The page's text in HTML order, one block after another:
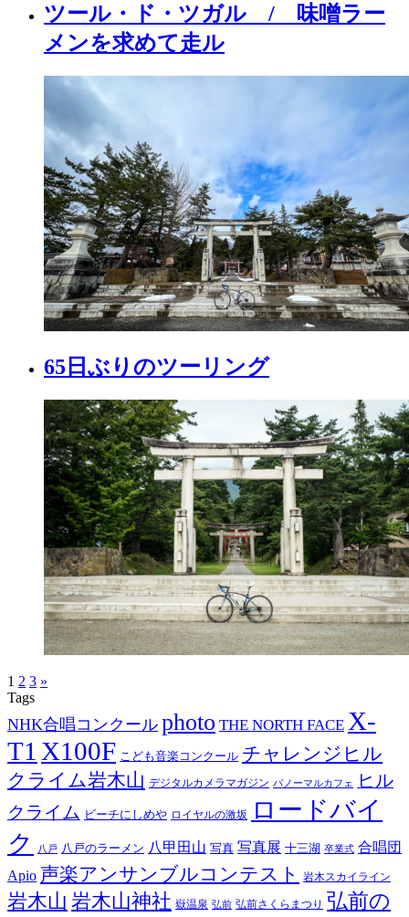
ツール・ド・ツガル / 味噌ラー
メンを求めて走ル
65日ぶりのツーリング
1 2 3 »
Tags
NHK合唱コンクール photo THE NORTH FACE X-
T1 X100F こども音楽コンクール チャレンジヒル
クライム岩木山 デジタルカメラマガジン パノーマルカフェ
ヒル
クライム ビーチにしめや ロイヤルの激坂
ロードバイ
ク
八戸 八戸のラーメン 八甲田山 写真 写真展 十三湖 卒業式 合唱団
Apio 声楽アンサンブルコンテスト 岩木スカイライン
岩木山 岩木山神社 嶽温泉 弘前 弘前さくらまつり 弘前の